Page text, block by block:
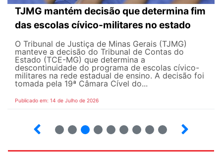
TJMG mantém decisão que determina fim
das escolas cívico-militares no estado
O Tribunal de Justiça de Minas Gerais (TJMG)
manteve a decisão do Tribunal de Contas do
Estado (TCE-MG) que determina a
descontinuidade do programa de escolas cívico-
militares na rede estadual de ensino. A decisão foi
tomada pela 19ª Câmara Cível do...
Publicado em: 14 de Julho de 2026